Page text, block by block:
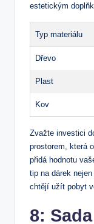
estetickým
Typ materiálu
Dřevo
Plast
Kov
Zvažte investici
prostorem, která
přidá hodnotu
tip na dárek
chtějí užít pobyt
8: